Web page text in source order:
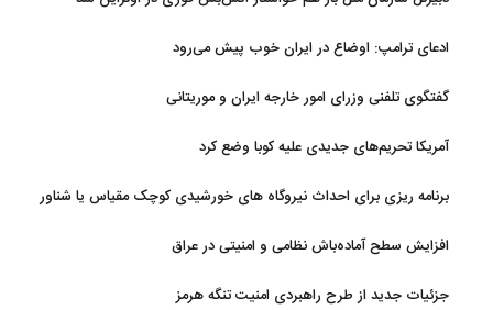
ادعای ترامپ: اوضاع در ایران خوب پیش می‌رود
گفتگوی تلفنی وزرای امور خارجه ایران و موریتانی
آمریکا تحریم‌های جدیدی علیه کوبا وضع کرد
برنامه ریزی برای احداث نیروگاه های خورشیدی کوچک مقیاس یا شناور
افزایش سطح آماده‌باش نظامی و امنیتی در عراق
جزئیات جدید از طرح راهبردی امنیت تنگه هرمز